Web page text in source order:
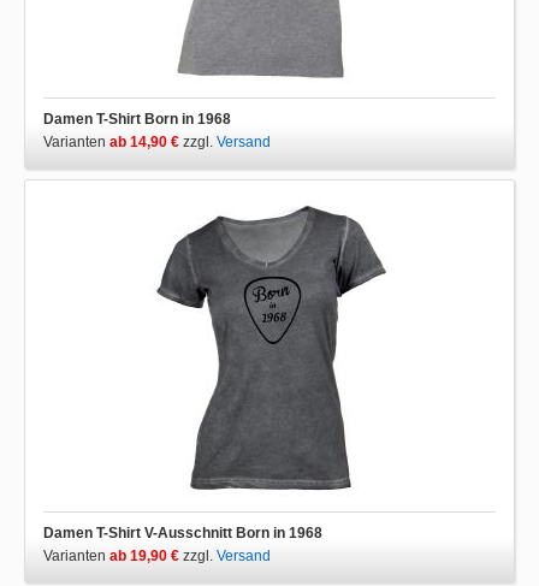
Damen T-Shirt Born in 1968
Varianten ab 14,90 € zzgl. Versand
Damen T-Shirt V-Ausschnitt Born in 1968
Varianten ab 19,90 € zzgl. Versand